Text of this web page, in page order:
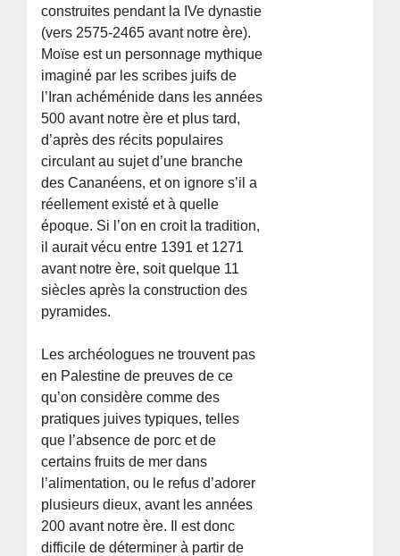
construites pendant la IVe dynastie
(vers 2575-2465 avant notre ère).
Moïse est un personnage mythique
imaginé par les scribes juifs de
l’Iran achéménide dans les années
500 avant notre ère et plus tard,
d’après des récits populaires
circulant au sujet d’une branche
des Cananéens, et on ignore s’il a
réellement existé et à quelle
époque. Si l’on en croit la tradition,
il aurait vécu entre 1391 et 1271
avant notre ère, soit quelque 11
siècles après la construction des
pyramides.
Les archéologues ne trouvent pas
en Palestine de preuves de ce
qu’on considère comme des
pratiques juives typiques, telles
que l’absence de porc et de
certains fruits de mer dans
l’alimentation, ou le refus d’adorer
plusieurs dieux, avant les années
200 avant notre ère. Il est donc
difficile de déterminer à partir de